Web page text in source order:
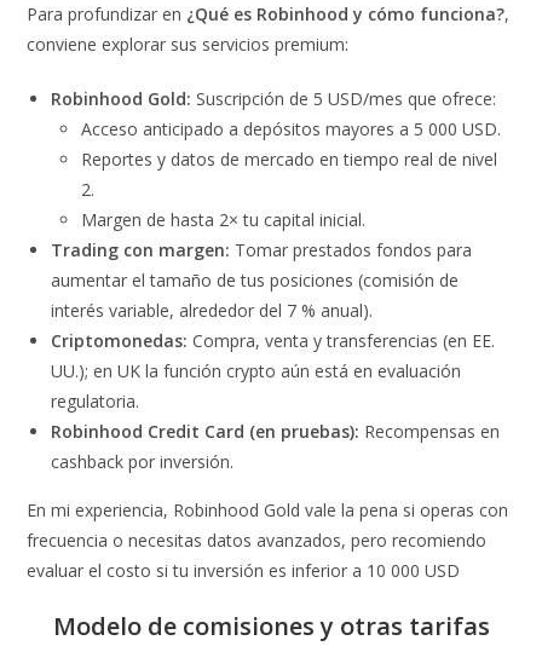
Para profundizar en ¿Qué es Robinhood y cómo funciona?,
conviene explorar sus servicios premium:
Robinhood Gold: Suscripción de 5 USD/mes que ofrece:
Acceso anticipado a depósitos mayores a 5 000 USD.
Reportes y datos de mercado en tiempo real de nivel
2.
Margen de hasta 2× tu capital inicial.
Trading con margen: Tomar prestados fondos para
aumentar el tamaño de tus posiciones (comisión de
interés variable, alrededor del 7 % anual).
Criptomonedas: Compra, venta y transferencias (en EE.
UU.); en UK la función crypto aún está en evaluación
regulatoria.
Robinhood Credit Card (en pruebas): Recompensas en
cashback por inversión.
En mi experiencia, Robinhood Gold vale la pena si operas con
frecuencia o necesitas datos avanzados, pero recomiendo
evaluar el costo si tu inversión es inferior a 10 000 USD
Modelo de comisiones y otras tarifas